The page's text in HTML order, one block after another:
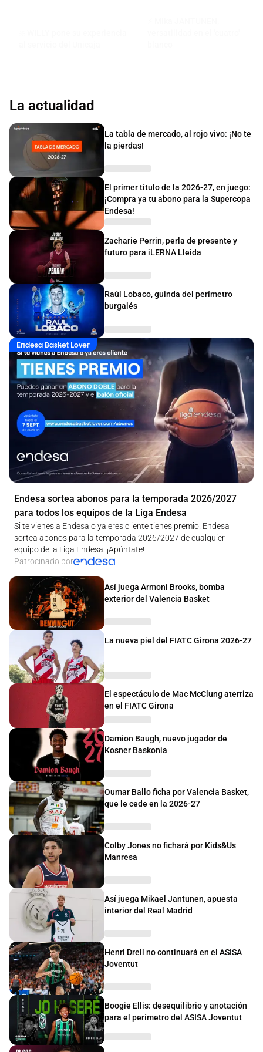
La actualidad
La tabla de mercado, al rojo vivo: ¡No te
la pierdas!
El primer título de la 2026-27, en juego:
¡Compra ya tu abono para la Supercopa
Endesa!
Zacharie Perrin, perla de presente y
futuro para iLERNA Lleida
Raúl Lobaco, guinda del perímetro
burgalés
Endesa Basket Lover
Endesa sortea abonos para la temporada 2026/2027
para todos los equipos de la Liga Endesa
Si te vienes a Endesa o ya eres cliente tienes premio. Endesa
sortea abonos para la temporada 2026/2027 de cualquier
equipo de la Liga Endesa. ¡Apúntate!
Patrocinado por
Así juega Armoni Brooks, bomba
exterior del Valencia Basket
La nueva piel del FIATC Girona 2026-27
El espectáculo de Mac McClung aterriza
en el FIATC Girona
Damion Baugh, nuevo jugador de
Kosner Baskonia
Oumar Ballo ficha por Valencia Basket,
que le cede en la 2026-27
Colby Jones no fichará por Kids&Us
Manresa
Así juega Mikael Jantunen, apuesta
interior del Real Madrid
Henri Drell no continuará en el ASISA
Joventut
Boogie Ellis: desequilibrio y anotación
para el perímetro del ASISA Joventut